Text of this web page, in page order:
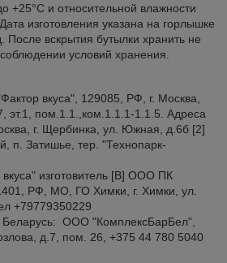
+25°С и относительной влажности
изготовления указана на горлышке
После вскрытия бутылки хранить не
условий хранения.
вкуса", 129085, РФ, г. Москва,
эт.1, пом.1.1.,ком.1.1.1-1.1.5. Адреса
г. Щербинка, ул. Южная, д.6б [2]
п. Затишье, тер. "Технопарк-
изготовитель [В] ООО ПК
РФ, МО, ГО Химки, г. Химки, ул.
+79779350229
Беларусь: ООО "КомплексБарБел",
д.7, пом. 26, +375 44 780 5040